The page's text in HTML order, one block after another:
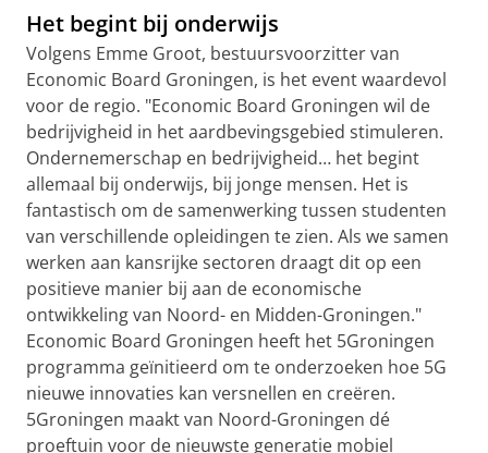
Het begint bij onderwijs
Volgens Emme Groot, bestuursvoorzitter van
Economic Board Groningen, is het event waardevol
voor de regio. "Economic Board Groningen wil de
bedrijvigheid in het aardbevingsgebied stimuleren.
Ondernemerschap en bedrijvigheid… het begint
allemaal bij onderwijs, bij jonge mensen. Het is
fantastisch om de samenwerking tussen studenten
van verschillende opleidingen te zien. Als we samen
werken aan kansrijke sectoren draagt dit op een
positieve manier bij aan de economische
ontwikkeling van Noord- en Midden-Groningen."
Economic Board Groningen heeft het 5Groningen
programma geïnitieerd om te onderzoeken hoe 5G
nieuwe innovaties kan versnellen en creëren.
5Groningen maakt van Noord-Groningen dé
proeftuin voor de nieuwste generatie mobiel